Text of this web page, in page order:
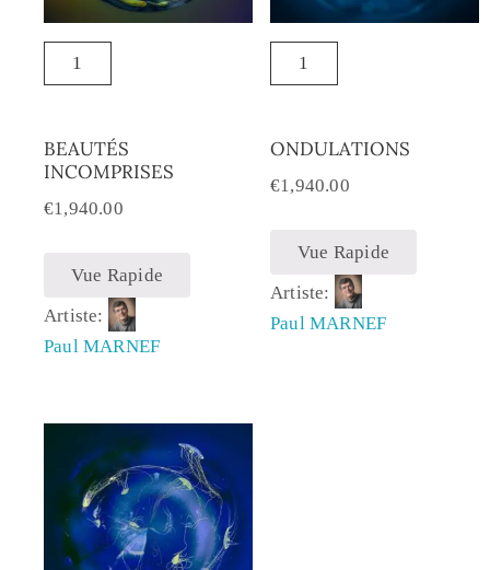
BEAUTÉS
INCOMPRISES
€1,940.00
Vue Rapide
Artiste:
Paul MARNEF
ONDULATIONS
€1,940.00
Vue Rapide
Artiste:
Paul MARNEF